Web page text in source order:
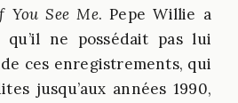
You See Me. Pepe Willie a
qu’il ne possédait pas lui
ces enregistrements, qui
jusqu’aux années 1990,